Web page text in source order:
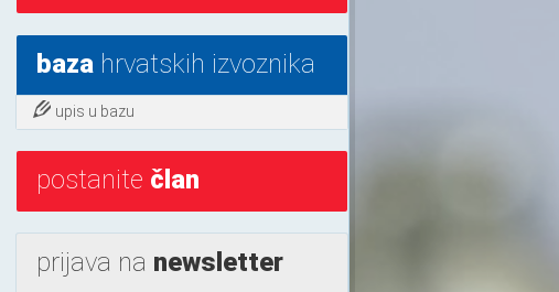
baza hrvatskih izvoznika
upis u bazu
postanite član
prijava na newsletter